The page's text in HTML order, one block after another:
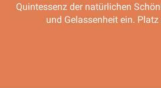
Quintessenz der natürlichen
und Gelassenheit ein.